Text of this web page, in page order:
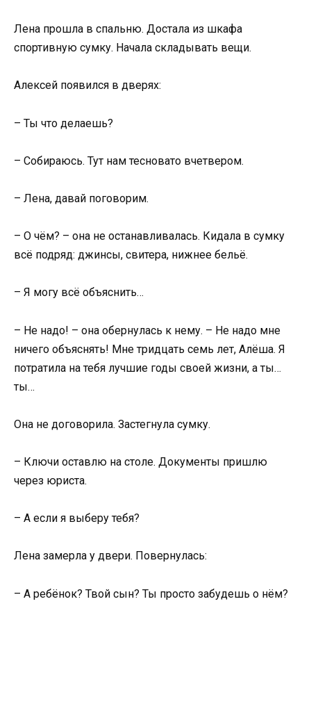
Лена прошла в спальню. Достала из шкафа
спортивную сумку. Начала складывать вещи.
Алексей появился в дверях:
– Ты что делаешь?
– Собираюсь. Тут нам тесновато вчетвером.
– Лена, давай поговорим.
– О чём? – она не останавливалась. Кидала в сумку
всё подряд: джинсы, свитера, нижнее бельё.
– Я могу всё объяснить…
– Не надо! – она обернулась к нему. – Не надо мне
ничего объяснять! Мне тридцать семь лет, Алёша. Я
потратила на тебя лучшие годы своей жизни, а ты…
ты…
Она не договорила. Застегнула сумку.
– Ключи оставлю на столе. Документы пришлю
через юриста.
– А если я выберу тебя?
Лена замерла у двери. Повернулась:
– А ребёнок? Твой сын? Ты просто забудешь о нём?